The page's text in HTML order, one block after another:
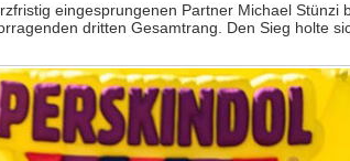
eingesprungenen Partner Michael Stünzi
dritten Gesamtrang. Den Sieg holte